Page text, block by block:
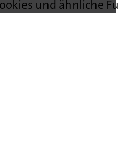
und ähnliche